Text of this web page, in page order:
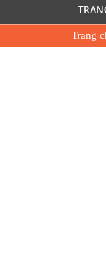
Trang